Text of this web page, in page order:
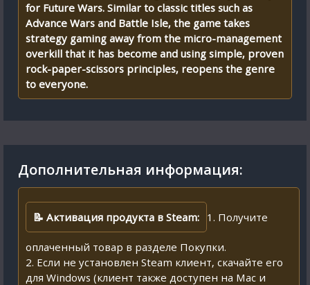
for Future Wars. Similar to classic titles such as
Advance Wars and Battle Isle, the game takes
strategy gaming away from the micro-management
overkill that it has become and using simple, proven
rock-paper-scissors principles, reopens the genre
to everyone.
Дополнительная информация:
📝 Активация продукта в Steam: 1. Получите
оплаченный товар в разделе Покупки.
2. Если не установлен Steam клиент, скачайте его
для Windows (клиент также доступен на Mac и